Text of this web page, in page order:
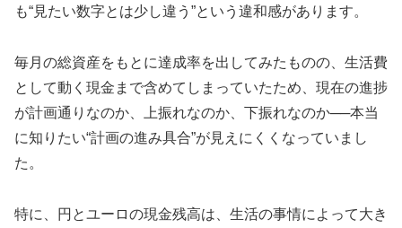
も“見たい数字とは少し違う”という違和感があります。
毎月の総資産をもとに達成率を出してみたものの、生活費
として動く現金まで含めてしまっていたため、現在の進捗
が計画通りなのか、上振れなのか、下振れなのか──本当
に知りたい“計画の進み具合”が見えにくくなっていまし
た。
特に、円とユーロの現金残高は、生活の事情によって大き